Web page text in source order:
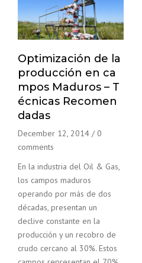
Optimización de la
producción en ca
mpos Maduros – T
écnicas Recomen
dadas
December 12, 2014 / 0
comments
En la industria del Oil & Gas,
los campos maduros
operando por más de dos
décadas, presentan un
declive constante en la
producción y un recobro de
crudo cercano al 30%. Estos